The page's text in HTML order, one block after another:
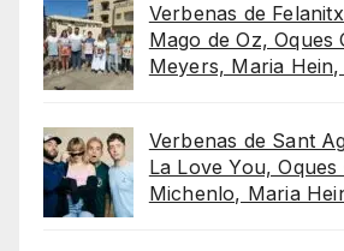
Verbenas de
Mago de Oz, Oques
Meyers, Maria Hein,
Verbenas de Sant
La Love You, Oques
Michenlo, Maria